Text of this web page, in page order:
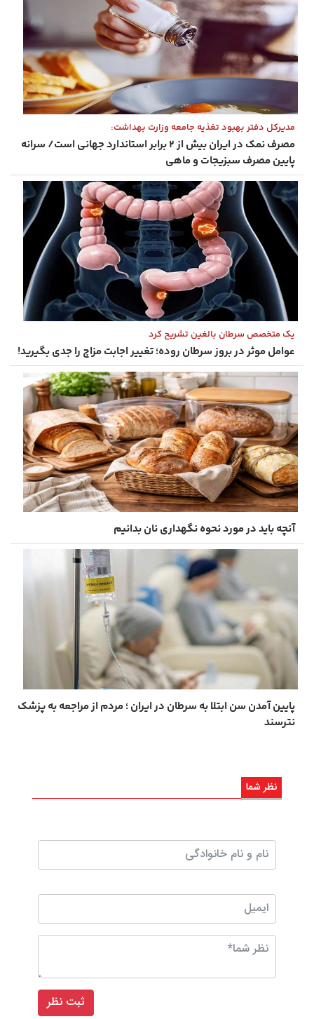
مدیرکل دفتر بهبود تغذیه جامعه وزارت بهداشت:
مصرف نمک در ایران‌ بیش از ۲ برابر استاندارد جهانی است/ سرانه
پایین مصرف سبزیجات و ماهی
یک متخصص سرطان بالغین تشریح کرد
عوامل موثر در بروز سرطان روده؛ تغییر اجابت مزاج را جدی بگیرید!
آنچه باید در مورد نحوه نگهداری نان بدانیم
پایین آمدن سن ابتلا به سرطان در ایران ؛ مردم از مراجعه به پزشک
نترسند
نظر شما